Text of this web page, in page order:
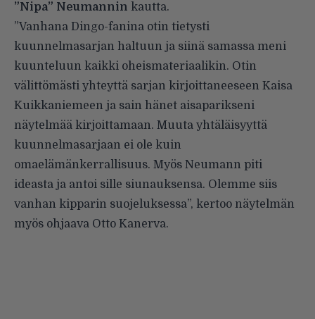
”Nipa” Neumannin kautta.
”Vanhana Dingo-fanina otin tietysti
kuunnelmasarjan haltuun ja siinä samassa meni
kuunteluun kaikki oheismateriaalikin. Otin
välittömästi yhteyttä sarjan kirjoittaneeseen Kaisa
Kuikkaniemeen ja sain hänet aisaparikseni
näytelmää kirjoittamaan. Muuta yhtäläisyyttä
kuunnelmasarjaan ei ole kuin
omaelämänkerrallisuus. Myös Neumann piti
ideasta ja antoi sille siunauksensa. Olemme siis
vanhan kipparin suojeluksessa”, kertoo näytelmän
myös ohjaava Otto Kanerva.